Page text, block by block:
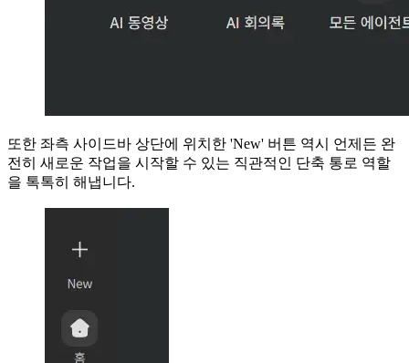
또한 좌측 사이드바 상단에 위치한 'New' 버튼 역시 언제든 완
전히 새로운 작업을 시작할 수 있는 직관적인 단축 통로 역할
을 톡톡히 해냅니다.